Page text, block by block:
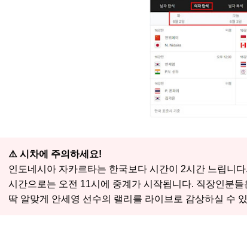
⚠️ 시차에 주의하세요!
인도네시아 자카르타는 한국보다 시간이 2시간 느립니
시간으로는 오전 11시에 중계가 시작됩니다. 직장인분
딱 알맞게 안세영 선수의 랠리를 라이브로 감상하실 수